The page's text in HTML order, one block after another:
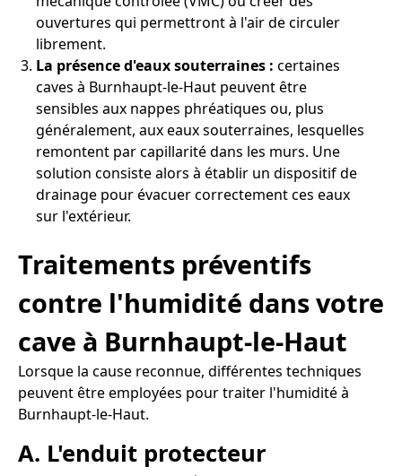
ouvertures qui permettront à l'air de circuler
librement.
La présence d'eaux souterraines : certaines
caves à Burnhaupt-le-Haut peuvent être
sensibles aux nappes phréatiques ou, plus
généralement, aux eaux souterraines, lesquelles
remontent par capillarité dans les murs. Une
solution consiste alors à établir un dispositif de
drainage pour évacuer correctement ces eaux
sur l'extérieur.
Traitements préventifs
contre l'humidité dans votre
cave à Burnhaupt-le-Haut
Lorsque la cause reconnue, différentes techniques
peuvent être employées pour traiter l'humidité à
Burnhaupt-le-Haut.
A. L'enduit protecteur